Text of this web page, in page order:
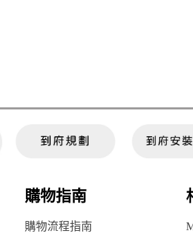
購物指南
購物流程指南